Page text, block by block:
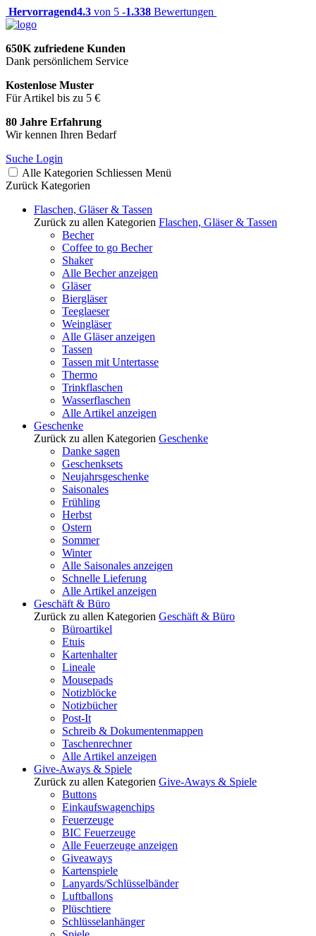
Hervorragend4.3 von 5 -1.338 Bewertungen
650K zufriedene Kunden
Dank persönlichem Service
Kostenlose Muster
Für Artikel bis zu 5 €
80 Jahre Erfahrung
Wir kennen Ihren Bedarf
Suche Login
Alle Kategorien Schliessen Menü
Zurück Kategorien
Flaschen, Gläser & Tassen
Zurück zu allen Kategorien Flaschen, Gläser & Tassen
Becher
Coffee to go Becher
Shaker
Alle Becher anzeigen
Gläser
Biergläser
Teeglaeser
Weingläser
Alle Gläser anzeigen
Tassen
Tassen mit Untertasse
Thermo
Trinkflaschen
Wasserflaschen
Alle Artikel anzeigen
Geschenke
Zurück zu allen Kategorien Geschenke
Danke sagen
Geschenksets
Neujahrsgeschenke
Saisonales
Frühling
Herbst
Ostern
Sommer
Winter
Alle Saisonales anzeigen
Schnelle Lieferung
Alle Artikel anzeigen
Geschäft & Büro
Zurück zu allen Kategorien Geschäft & Büro
Büroartikel
Etuis
Kartenhalter
Lineale
Mousepads
Notizblöcke
Notizbücher
Post-It
Schreib & Dokumentenmappen
Taschenrechner
Alle Artikel anzeigen
Give-Aways & Spiele
Zurück zu allen Kategorien Give-Aways & Spiele
Buttons
Einkaufswagenchips
Feuerzeuge
BIC Feuerzeuge
Alle Feuerzeuge anzeigen
Giveaways
Kartenspiele
Lanyards/Schlüsselbänder
Luftballons
Plüschtiere
Schlüsselanhänger